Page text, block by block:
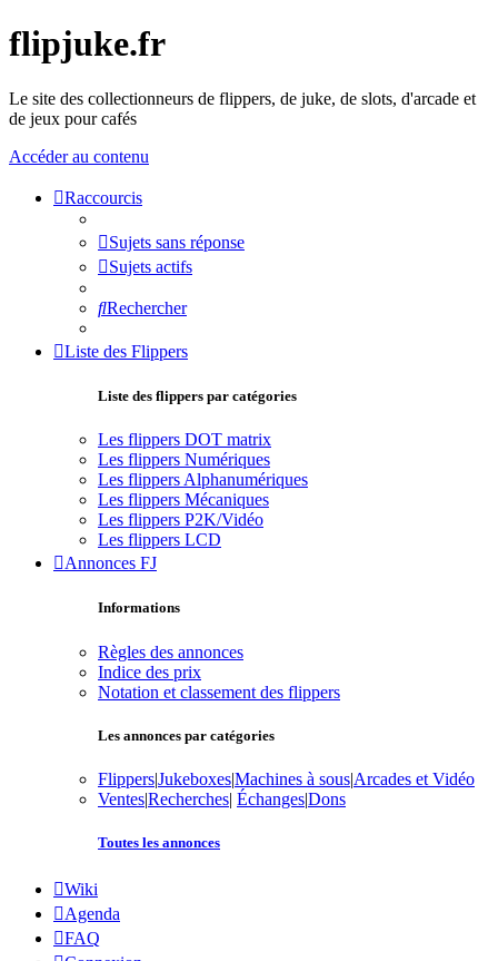
flipjuke.fr
Le site des collectionneurs de flippers, de juke, de slots, d'arcade et
de jeux pour cafés
Accéder au contenu
Raccourcis
Sujets sans réponse
Sujets actifs
Rechercher
Liste des Flippers
Liste des flippers par catégories
Les flippers DOT matrix
Les flippers Numériques
Les flippers Alphanumériques
Les flippers Mécaniques
Les flippers P2K/Vidéo
Les flippers LCD
Annonces FJ
Informations
Règles des annonces
Indice des prix
Notation et classement des flippers
Les annonces par catégories
Flippers|Jukeboxes|Machines à sous|Arcades et Vidéo
Ventes|Recherches| Échanges|Dons
Toutes les annonces
Wiki
Agenda
FAQ